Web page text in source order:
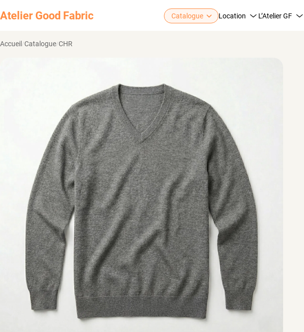
Atelier Good Fabric Catalogue Location L’Atelier GF
Accueil /Catalogue/CHR